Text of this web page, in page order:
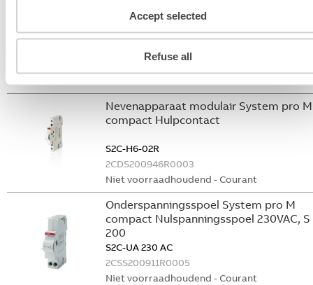
Accept selected
Refuse all
compact Hulpcontact 2M
S2C-H20L
Nevenapparaat modulair System pro M
compact Hulpcontact
S2C-H6-02R
2CDS200946R0003
Niet voorraadhoudend - Courant
Onderspanningsspoel System pro M
compact Nulspanningsspoel 230VAC, S
200
S2C-UA 230 AC
2CSS200911R0005
Niet voorraadhoudend - Courant